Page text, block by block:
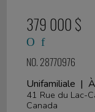
379 000 $
NO. 28770976
Unifamiliale |
41 Rue du Lac-
Canada